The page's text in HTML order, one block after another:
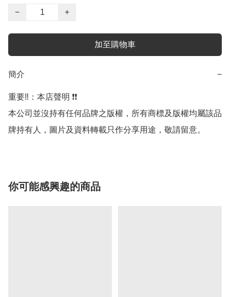
−
+
加至購物車
簡介 −
重要‼️：本店聲明 ❗️❗️
本公司並沒持有任何品牌之版權，所有商標及版權均屬該品
牌持有人，圖片及資料轉載只作分享用途，敬請留意。
你可能感興趣的商品